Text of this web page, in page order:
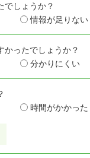
でしょうか？
情報が足りない
かったでしょうか？
分かりにくい
時間がかかった